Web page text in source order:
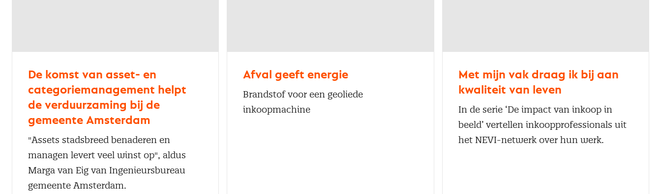
De komst van asset- en
categoriemanagement helpt
de verduurzaming bij de
gemeente Amsterdam
"Assets stadsbreed benaderen en
managen levert veel winst op", aldus
Marga van Eig van Ingenieursbureau
gemeente Amsterdam.
Afval geeft energie
Brandstof voor een geoliede
inkoopmachine
Met mijn vak draag ik bij aan
kwaliteit van leven
In de serie ‘De impact van inkoop in
beeld’ vertellen inkoopprofessionals uit
het NEVI-netwerk over hun werk.